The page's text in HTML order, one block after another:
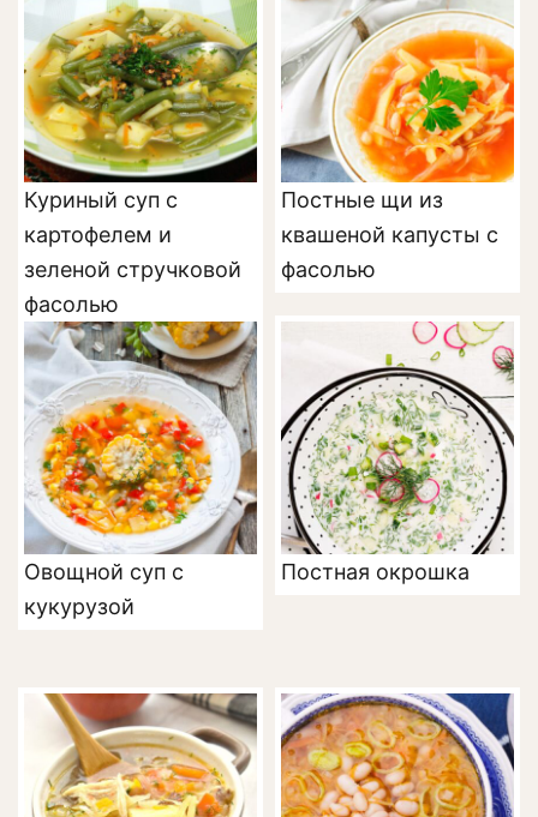
Куриный суп с
картофелем и
зеленой стручковой
фасолью
Постные щи из
квашеной капусты с
фасолью
Овощной суп с
кукурузой
Постная окрошка